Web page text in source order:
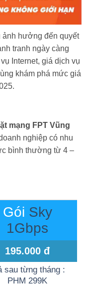
ảnh hưởng đến quyết
tranh ngày càng
Internet, giá dịch vụ
khám phá mức giá
mạng FPT Vũng
nghiệp có nhu
bình thường từ 4 –
Gói Sky
1Gbps
195.000 đ
sau từng tháng :
PHM 299K